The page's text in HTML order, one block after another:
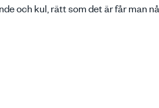
och kul, rätt som det är får man